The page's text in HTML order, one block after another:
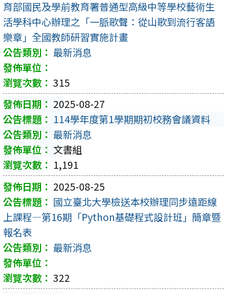
育部國民及學前教育署普通型高級中等學校藝術生
活學科中心辦理之「一脈歌聲：從山歌到流行客語
樂章」全國教師研習實施計畫
最新消息
315
2025-08-27
114學年度第1學期期初校務會議資料
最新消息
文書組
1,191
2025-08-25
國立臺北大學檢送本校辦理同步遠距線
上課程—第16期「Python基礎程式設計班」簡章暨
報名表
最新消息
322